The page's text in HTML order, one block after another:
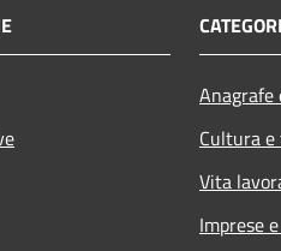
Cultura
Vita
Imprese